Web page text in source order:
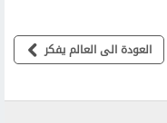
العودة الى العالم يفكر